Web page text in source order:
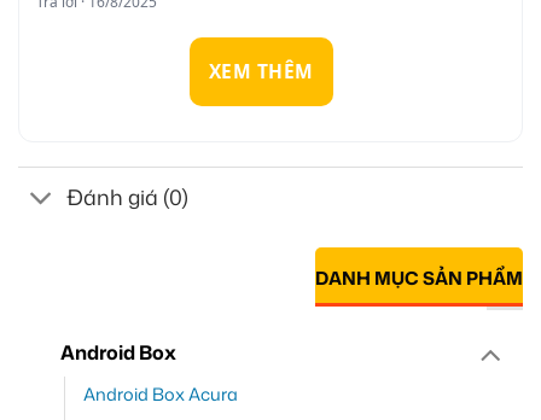
XEM THÊM
Đánh giá (0)
DANH MỤC SẢN PHẨM
Android Box
Android Box Acura